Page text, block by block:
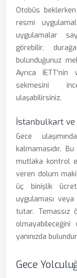
Otobüs
resmi
uygulamalar
görebilir,
bulunduğunuz
Ayrıca
sekmesini
ulaşabilirsiniz.
İstanbulkart ve
Gece
kalmamasıdır.
mutlaka kontrol
veren dolum
üç binişlik
uygulaması
tutar. Temassız
olmayabileceğini
yanınızda
Gece